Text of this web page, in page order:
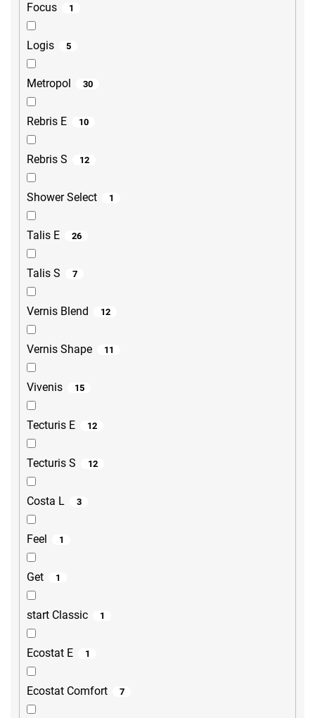
Focus 1
Logis 5
Metropol 30
Rebris E 10
Rebris S 12
Shower Select 1
Talis E 26
Talis S 7
Vernis Blend 12
Vernis Shape 11
Vivenis 15
Tecturis E 12
Tecturis S 12
Costa L 3
Feel 1
Get 1
start Classic 1
Ecostat E 1
Ecostat Comfort 7